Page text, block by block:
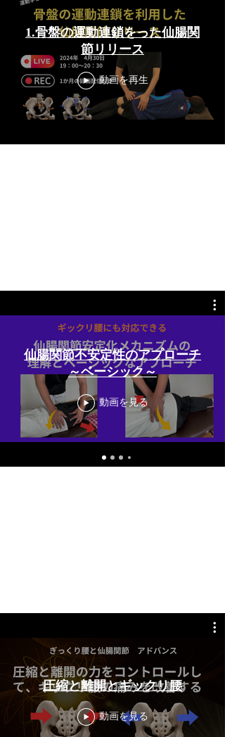
1.骨盤の運動連鎖をった仙腸関
節リリース
動画を再生
仙腸関節不安定性のアプローチ
～ベーシック～
動画を見る
圧縮と離開とギックリ腰
動画を見る